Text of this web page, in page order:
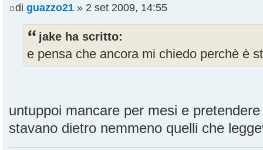
di guazzo21 » 2 set 2009, 14:55
jake ha scritto:
e pensa che ancora mi chiedo perchè è
untuppoi mancare per mesi e
stavano dietro nemmeno quelli che